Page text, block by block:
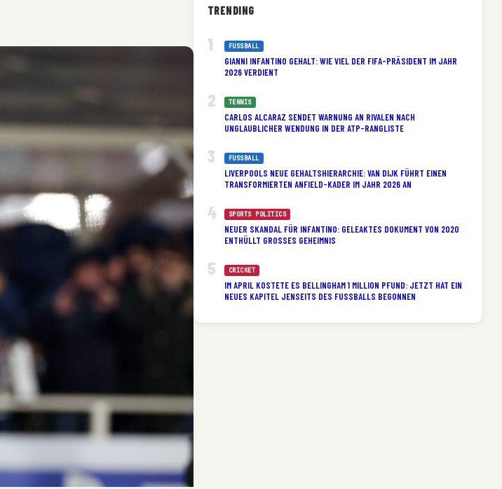
TRENDING
FUSSBALL
GIANNI INFANTINO GEHALT: WIE VIEL DER FIFA-PRÄSIDENT IM JAHR
2026 VERDIENT
TENNIS
CARLOS ALCARAZ SENDET WARNUNG AN RIVALEN NACH
UNGLAUBLICHER WENDUNG IN DER ATP-RANGLISTE
FUSSBALL
LIVERPOOLS NEUE GEHALTSHIERARCHIE: VAN DIJK FÜHRT EINEN
TRANSFORMIERTEN ANFIELD-KADER IM JAHR 2026 AN
SPORTS POLITICS
NEUER SKANDAL FÜR INFANTINO: GELEAKTES DOKUMENT VON 2020
ENTHÜLLT GROSSES GEHEIMNIS
CRICKET
IM APRIL KOSTETE ES BELLINGHAM 1 MILLION PFUND: JETZT HAT EIN
NEUES KAPITEL JENSEITS DES FUSSBALLS BEGONNEN